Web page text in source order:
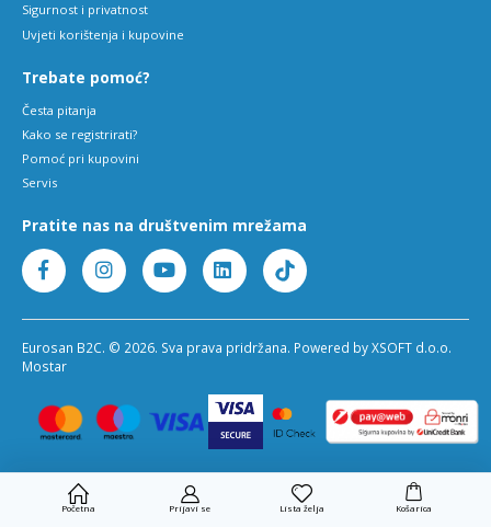
Početna Prijavi se Lista želja Košarica
Sigurnost i privatnost
Uvjeti korištenja i kupovine
Trebate pomoć?
Česta pitanja
Kako se registrirati?
Pomoć pri kupovini
Servis
Pratite nas na društvenim mrežama
Eurosan B2C. © 2026. Sva prava pridržana. Powered by XSOFT d.o.o.
Mostar